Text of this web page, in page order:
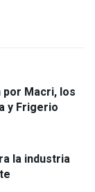
Macri, los
y Frigerio
la industria